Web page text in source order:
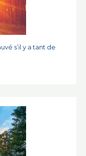
s’il y a tant de